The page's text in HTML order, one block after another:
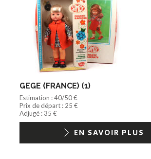
GEGE (FRANCE) (1)
Estimation : 40/50 €
Prix de départ : 25 €
Adjugé : 35 €
EN SAVOIR PLUS